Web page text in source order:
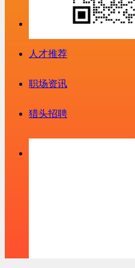
人才推荐
职场资讯
猎头招聘